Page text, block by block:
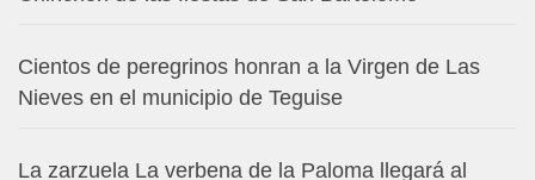
Cientos de peregrinos honran a la Virgen de Las
Nieves en el municipio de Teguise
La zarzuela La verbena de la Paloma llegará al